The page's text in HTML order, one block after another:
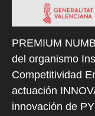
PREMIUM
del organismo
Competitividad
actuación
innovación de